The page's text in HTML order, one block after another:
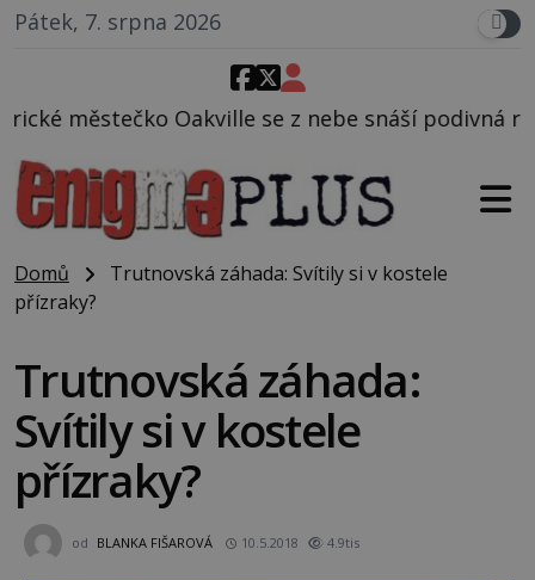
Pátek, 7. srpna 2026
se z nebe snáší podivná rosolovitá látka
Domů
Trutnovská záhada: Svítily si v kostele
přízraky?
Trutnovská záhada:
Svítily si v kostele
přízraky?
od BLANKA FIŠAROVÁ 10.5.2018 4.9tis